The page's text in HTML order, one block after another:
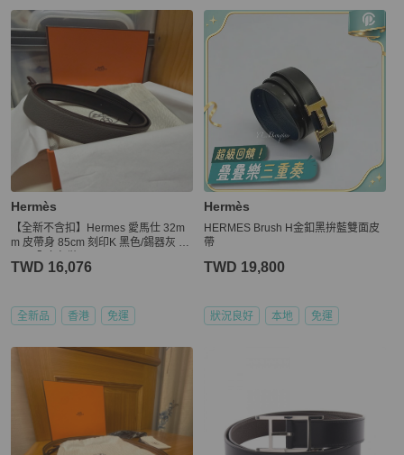
更多相似Hermès男士配件推薦精品
Hermès
【全新不含扣】Hermes 愛馬仕 32m
m 皮帶身 85cm 刻印K 黑色/錫器灰 雙
TWD 16,076
全新品 香港 免運
Hermès
HERMES Brush H金釦黑拚藍雙面皮
帶
TWD 19,800
狀況良好 本地 免運